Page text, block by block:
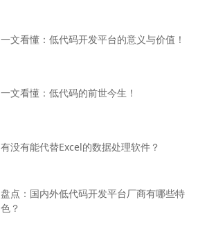
一文看懂：低代码开发平台的意义与价值！
一文看懂：低代码的前世今生！
有没有能代替Excel的数据处理软件？
盘点：国内外低代码开发平台厂商有哪些特
色？